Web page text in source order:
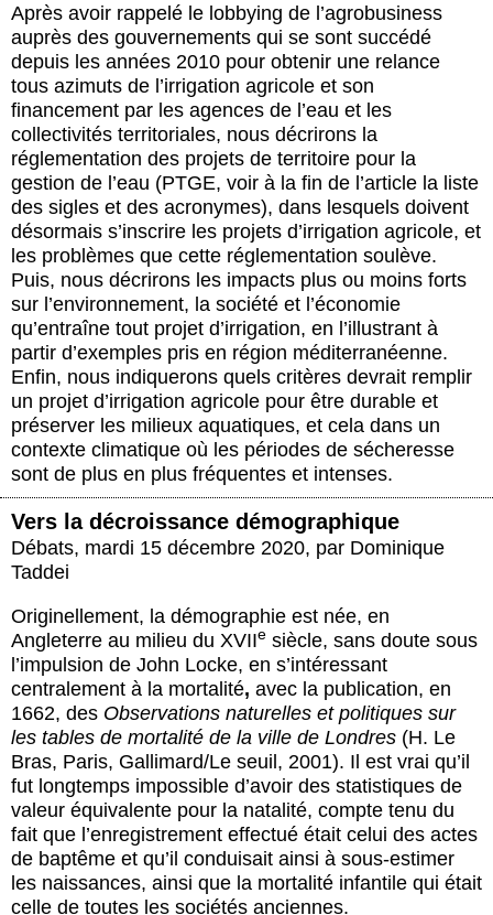
Après avoir rappelé le lobbying de l’agrobusiness
auprès des gouvernements qui se sont succédé
depuis les années 2010 pour obtenir une relance
tous azimuts de l’irrigation agricole et son
financement par les agences de l’eau et les
collectivités territoriales, nous décrirons la
réglementation des projets de territoire pour la
gestion de l’eau (PTGE, voir à la fin de l’article la liste
des sigles et des acronymes), dans lesquels doivent
désormais s’inscrire les projets d’irrigation agricole, et
les problèmes que cette réglementation soulève.
Puis, nous décrirons les impacts plus ou moins forts
sur l’environnement, la société et l’économie
qu’entraîne tout projet d’irrigation, en l’illustrant à
partir d’exemples pris en région méditerranéenne.
Enfin, nous indiquerons quels critères devrait remplir
un projet d’irrigation agricole pour être durable et
préserver les milieux aquatiques, et cela dans un
contexte climatique où les périodes de sécheresse
sont de plus en plus fréquentes et intenses.
Vers la décroissance démographique
Débats, mardi 15 décembre 2020, par Dominique
Taddei
Originellement, la démographie est née, en
Angleterre au milieu du XVIIe siècle, sans doute sous
l’impulsion de John Locke, en s’intéressant
centralement à la mortalité, avec la publication, en
1662, des Observations naturelles et politiques sur
les tables de mortalité de la ville de Londres (H. Le
Bras, Paris, Gallimard/Le seuil, 2001). Il est vrai qu’il
fut longtemps impossible d’avoir des statistiques de
valeur équivalente pour la natalité, compte tenu du
fait que l’enregistrement effectué était celui des actes
de baptême et qu’il conduisait ainsi à sous-estimer
les naissances, ainsi que la mortalité infantile qui était
celle de toutes les sociétés anciennes.